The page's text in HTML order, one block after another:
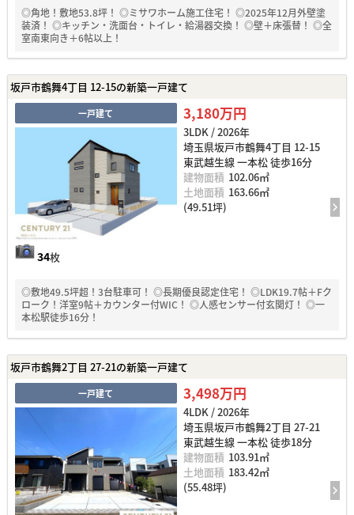
◎角地！敷地53.8坪！ ◎ミサワホーム施工住宅！ ◎2025年12月外壁塗
装済！ ◎キッチン・洗面台・トイレ・給湯器交換！ ◎壁＋床張替！ ◎全
室南東向き＋6帖以上！
坂戸市鶴舞4丁目 12-15の新築一戸建て
一戸建て
34枚
3,180万円
3LDK / 2026年
埼玉県坂戸市鶴舞4丁目 12-15
東武越生線 一本松 徒歩16分
建物面積 102.06㎡
土地面積 163.66㎡
(49.51坪)
◎敷地49.5坪超！3台駐車可！ ◎長期優良認定住宅！ ◎LDK19.7帖＋Fク
ローク！洋室9帖＋カウンター付WIC！ ◎人感センサー付玄関灯！ ◎一
本松駅徒歩16分！
坂戸市鶴舞2丁目 27-21の新築一戸建て
一戸建て 3,498万円
4LDK / 2026年
埼玉県坂戸市鶴舞2丁目 27-21
東武越生線 一本松 徒歩18分
建物面積 103.91㎡
土地面積 183.42㎡
(55.48坪)